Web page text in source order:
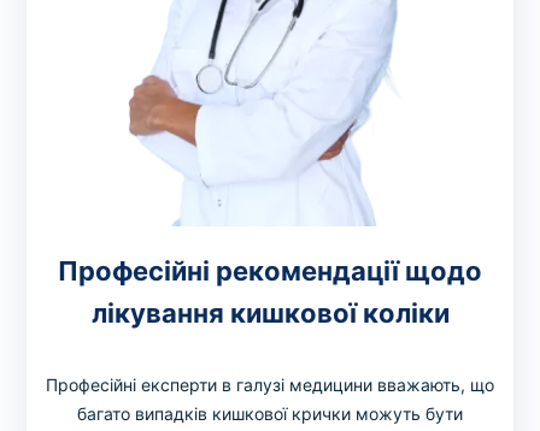
Професійні рекомендації щодо
лікування кишкової коліки
Професійні експерти в галузі медицини вважають, що
багато випадків кишкової крички можуть бути